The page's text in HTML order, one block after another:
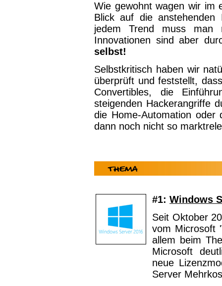
Wie gewohnt wagen wir im
Blick auf die anstehenden
jedem Trend muss man
Innovationen sind aber
selbst!
Selbstkritisch haben wir
überprüft und feststellt,
Convertibles, die
steigenden Hackerangriffe
die Home-Automation oder
dann noch nicht so
#1: Windows
Seit Oktober
vom Microsoft
allem beim
Microsoft
neue
Server